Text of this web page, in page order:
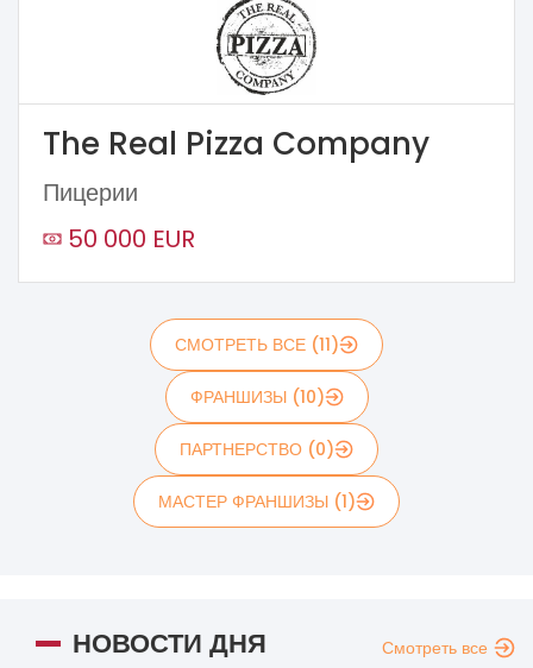
The Real Pizza Company
Пицерии
50 000 EUR
СМОТРЕТЬ ВСЕ (11)
ФРАНШИЗЫ (10)
ПАРТНЕРСТВО (0)
МАСТЕР ФРАНШИЗЫ (1)
НОВОСТИ ДНЯ Смотреть все